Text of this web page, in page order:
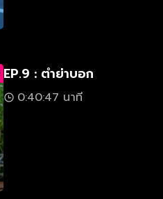
EP.9 : ตำย่าบอก
0:40:47 นาที